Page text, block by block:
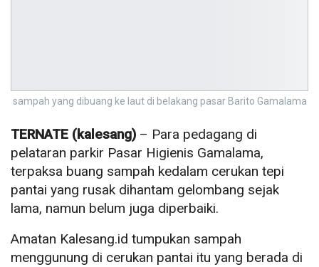
sampah yang dibuang ke laut di belakang pasar Barito Gamalama
TERNATE (kalesang) – Para pedagang di
pelataran parkir Pasar Higienis Gamalama,
terpaksa buang sampah kedalam cerukan tepi
pantai yang rusak dihantam gelombang sejak
lama, namun belum juga diperbaiki.
Amatan Kalesang.id tumpukan sampah
menggunung di cerukan pantai itu yang berada di